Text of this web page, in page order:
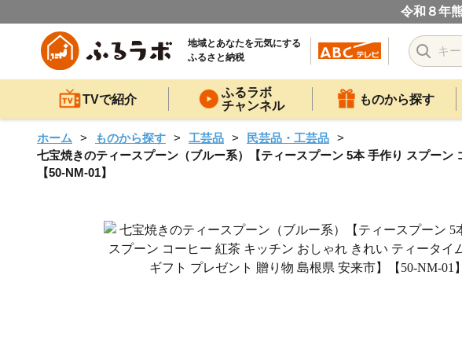
令和８年
地域とあなたを元気にする
ふるさと納税
TVで紹介
ふるラボ
チャンネル
ものから探す
ホーム ものから探す 工芸品
民芸品・工芸品
七宝焼きのティースプーン（ブルー系）【ティースプーン 5本 手作り スプー
【50-NM-01】